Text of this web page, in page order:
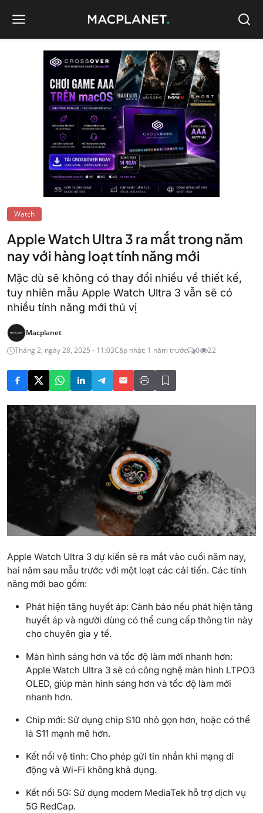
Watch
Apple Watch Ultra 3 ra mắt trong năm
nay với hàng loạt tính năng mới
Mặc dù sẽ không có thay đổi nhiều về thiết kế,
tuy nhiên mẫu Apple Watch Ultra 3 vẫn sẽ có
nhiều tính năng mới thú vị
Macplanet
Tháng 2, ngày 28, 2025 - 11:03Cập nhật: 1 năm trước 0 22
Apple Watch Ultra 3 dự kiến sẽ ra mắt vào cuối năm nay,
hai năm sau mẫu trước với một loạt các cải tiến. Các tính
năng mới bao gồm:
Phát hiện tăng huyết áp: Cảnh báo nếu phát hiện tăng
huyết áp và người dùng có thể cung cấp thông tin này
cho chuyên gia y tế.
Màn hình sáng hơn và tốc độ làm mới nhanh hơn:
Apple Watch Ultra 3 sẽ có công nghệ màn hình LTPO3
OLED, giúp màn hình sáng hơn và tốc độ làm mới
nhanh hơn.
Chip mới: Sử dụng chip S10 nhỏ gọn hơn, hoặc có thể
là S11 mạnh mẽ hơn.
Kết nối vệ tinh: Cho phép gửi tin nhắn khi mạng di
động và Wi-Fi không khả dụng.
Kết nối 5G: Sử dụng modem MediaTek hỗ trợ dịch vụ
5G RedCap.